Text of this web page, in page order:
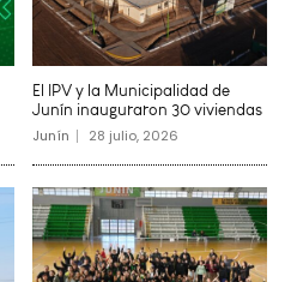
El IPV y la Municipalidad de
Junín inauguraron 30 viviendas
Junín 28 julio, 2026